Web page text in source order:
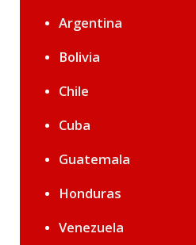
Argentina
Bolivia
Chile
Cuba
Guatemala
Honduras
Venezuela